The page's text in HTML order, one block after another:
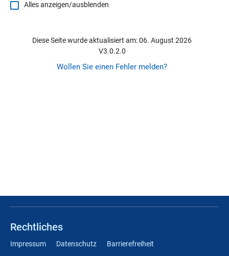
Alles anzeigen/ausblenden
Diese Seite wurde aktualisiert am: 06. August 2026
V3.0.2.0
Wollen Sie einen Fehler melden?
Rechtliches
Impressum Datenschutz Barrierefreiheit